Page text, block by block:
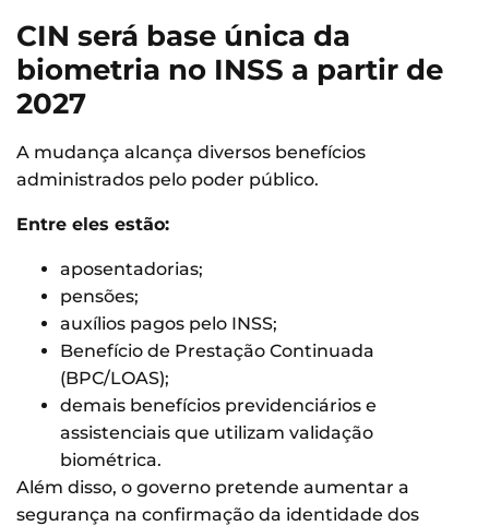
CIN será base única da
biometria no INSS a partir de
2027
A mudança alcança diversos benefícios
administrados pelo poder público.
Entre eles estão:
aposentadorias;
pensões;
auxílios pagos pelo INSS;
Benefício de Prestação Continuada
(BPC/LOAS);
demais benefícios previdenciários e
assistenciais que utilizam validação
biométrica.
Além disso, o governo pretende aumentar a
segurança na confirmação da identidade dos